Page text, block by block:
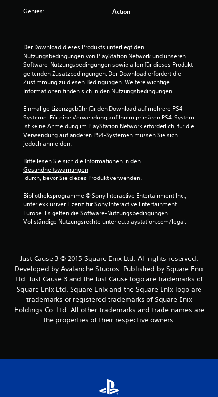
n
Genres: Action
Der Download dieses Produkts unterliegt den
Nutzungsbedingungen von PlayStation Network und unseren
Software-Nutzungsbedingungen sowie allen für dieses Produkt
geltenden Zusatzbedingungen. Der Download erfordert die
Zustimmung zu diesen Bedingungen. Weitere wichtige
Informationen finden sich in den Nutzungsbedingungen.
Einmalige Lizenzgebühr für den Download auf mehrere PS4-
Systeme. Für eine Verwendung auf Ihrem primären PS4-System
ist keine Anmeldung im PlayStation Network erforderlich, für die
Verwendung auf anderen PS4-Systemen müssen Sie sich
jedoch anmelden.
Bitte lesen Sie sich die Informationen in den
Gesundheitswarnungen
durch, bevor Sie dieses Produkt verwenden.
Bibliotheksprogramme © Sony Interactive Entertainment Inc.,
unter exklusiver Lizenz für Sony Interactive Entertainment
Europe. Es gelten die Software-Nutzungsbedingungen.
Vollständige Nutzungsrechte unter eu.playstation.com/legal.
Just Cause 3 © 2015 Square Enix Ltd. All rights reserved.
Developed by Avalanche Studios. Published by Square Enix
Ltd. Just Cause 3 and the Just Cause logo are trademarks of
Square Enix Ltd. Square Enix and the Square Enix logo are
trademarks or registered trademarks of Square Enix
Holdings Co. Ltd. All other trademarks and trade names are
the properties of their respective owners.